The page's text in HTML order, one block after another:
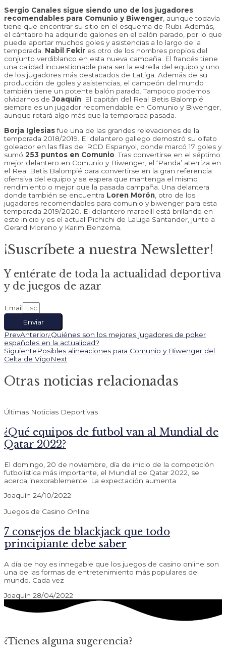
Sergio Canales sigue siendo uno de los jugadores
recomendables para Comunio y Biwenger , aunque todavía
tiene que encontrar su sitio en el esquema de Rubi. Además,
el cántabro ha adquirido galones en el balón parado, por lo que
puede aportar muchos goles y asistencias a lo largo de la
temporada. Nabil Fekir es otro de los nombres propios del
conjunto verdiblanco en esta nueva campaña. El francés tiene
una calidad incuestionable para ser la estrella del equipo y uno
de los jugadores más destacados de LaLiga. Además de su
producción de goles y asistencias, el campeón del mundo
también tiene un potente balón parado. Tampoco podemos
olvidarnos deJoaquín . El capitán del Real Betis Balompié
siempre es un jugador recomendable en Comunio y Biwenger,
aunque rotará algo más que la temporada pasada.
Borja Iglesiasfue una de las grandes relevaciones de la
temporada 2018/2019. El delantero gallego demostró su olfato
goleador en las filas del RCD Espanyol, donde marcó 17 goles y
sumó 253 puntos en Comunio . Tras convertirse en el séptimo
mejor delantero en Comunio y Biwenger, el ‘Panda’ aterriza en
el Real Betis Balompié para convertirse en la gran referencia
ofensiva del equipo y se espera que mantenga el mismo
rendimiento o mejor que la pasada campaña. Una delantera
donde también se encuentra Loren Morón , otro de los
jugadores recomendables para comunio y biwenger para esta
temporada 2019/2020. El delantero marbellí está brillando en
este inicio y es el actual Pichichi de LaLiga Santander, junto a
Gerard Moreno y Karim Benzema.
¡Suscríbete a nuestra Newsletter!
Y entérate de toda la actualidad deportiva
y de juegos de azar
Email
Enviar
PrevAnterior¿Quiénes son los mejores jugadores de poker
españoles en la actualidad?
SiguientePosibles alineaciones para Comunio y Biwenger del
Celta de VigoNext
Otras noticias relacionadas
Últimas Noticias Deportivas
¿Qué equipos de futbol van al Mundial de
Qatar 2022?
El domingo, 20 de noviembre, día de inicio de la competición
futbolística más importante, el Mundial de Qatar 2022, se
acerca inexorablemente. La expectación aumenta
Joaquín 24/10/2022
Juegos de Casino Online
7 consejos de blackjack que todo
principiante debe saber
A día de hoy es innegable que los juegos de casino online son
una de las formas de entretenimiento más populares del
mundo. Cada vez
Joaquín 28/04/2022
¿Tienes alguna sugerencia?